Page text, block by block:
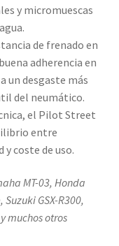
y micromuescas
de frenado en
adherencia en
un desgaste más
del neumático.
el Pilot Street
entre
coste de uso.
MT-03, Honda
GSX-R300,
muchos otros